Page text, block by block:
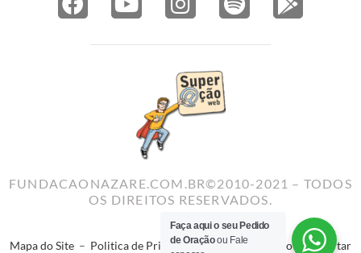
FUNDACAONAZARE.COM.BR©2010-2021 – TODOS
OS DIREITOS RESERVADOS.
Mapa do Site – Politica de Privacidade–Termos de Uso–Reportar
Faça aqui o seu Pedido
de Oraçãoou Fale